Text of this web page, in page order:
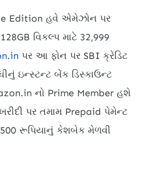
Edition હવે એમેઝોન પર
વિકલ્પ માટે 32,999
પર આ ફોન પર SBI ક્રેડિટ
ઇન્સ્ટન્ટ બેંક ડિસ્કાઉન્ટ
નો Prime Member હશે
પર તમામ Prepaid પેમેન્ટ
500 રૂપિયાનું કેશબેક મેળવી